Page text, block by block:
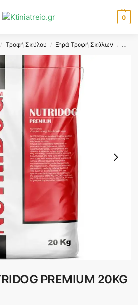
0
/ Τροφή Σκύλου / Ξηρά Τροφή Σκύλων /
PREMIUM 20KG